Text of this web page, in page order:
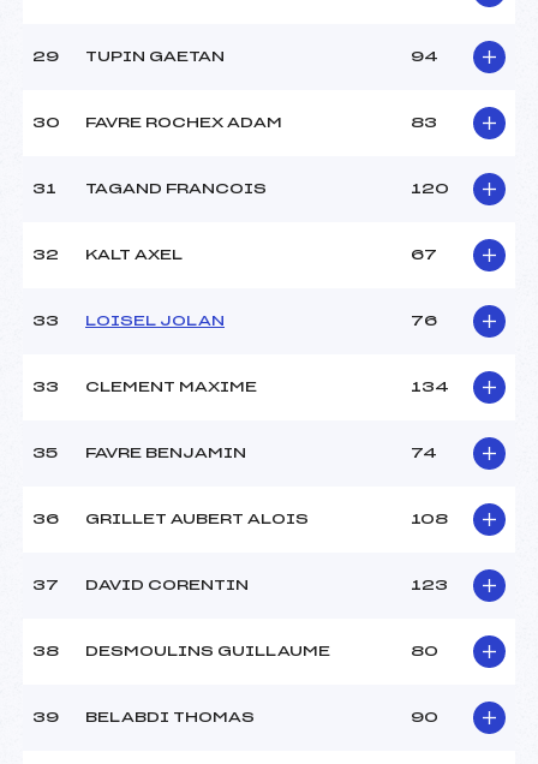
29 TUPIN GAETAN 94
30 FAVRE ROCHEX ADAM 83
31 TAGAND FRANCOIS 120
32 KALT AXEL 67
33 LOISEL JOLAN 76
33 CLEMENT MAXIME 134
35 FAVRE BENJAMIN 74
36 GRILLET AUBERT ALOIS 108
37 DAVID CORENTIN 123
38 DESMOULINS GUILLAUME 80
39 BELABDI THOMAS 90